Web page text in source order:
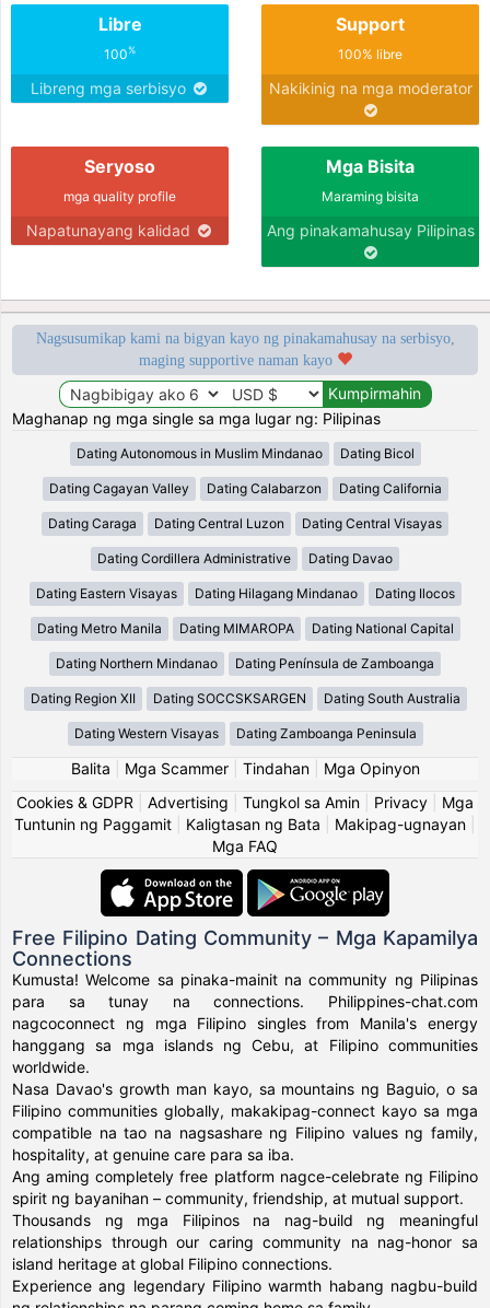
Libre
100%
Libreng mga serbisyo
Support
100% libre
Nakikinig na mga moderator
Seryoso
mga quality profile
Napatunayang kalidad
Mga Bisita
Maraming bisita
Ang pinakamahusay Pilipinas
Nagsusumikap kami na bigyan kayo ng pinakamahusay na serbisyo,
maging supportive naman kayo
Maghanap ng mga single sa mga lugar ng: Pilipinas
Dating Autonomous in Muslim Mindanao Dating Bicol
Dating Cagayan Valley Dating Calabarzon Dating California
Dating Caraga Dating Central Luzon Dating Central Visayas
Dating Cordillera Administrative Dating Davao
Dating Eastern Visayas Dating Hilagang Mindanao Dating Ilocos
Dating Metro Manila Dating MIMAROPA Dating National Capital
Dating Northern Mindanao Dating Península de Zamboanga
Dating Region XII Dating SOCCSKSARGEN Dating South Australia
Dating Western Visayas Dating Zamboanga Peninsula
Balita Mga Scammer| Tindahan| Mga Opinyon
Cookies & GDPR
Advertising Tungkol sa Amin Privacy
Mga
Tuntunin ng Paggamit
Kaligtasan ng Bata Makipag-ugnayan
Mga FAQ
Free Filipino Dating Community – Mga Kapamilya
Connections
Kumusta! Welcome sa pinaka-mainit na community ng Pilipinas
para sa tunay na connections. Philippines-chat.com
nagcoconnect ng mga Filipino singles from Manila's energy
hanggang sa mga islands ng Cebu, at Filipino communities
worldwide.
Nasa Davao's growth man kayo, sa mountains ng Baguio, o sa
Filipino communities globally, makakipag-connect kayo sa mga
compatible na tao na nagsashare ng Filipino values ng family,
hospitality, at genuine care para sa iba.
Ang aming completely free platform nagce-celebrate ng Filipino
spirit ng bayanihan – community, friendship, at mutual support.
Thousands ng mga Filipinos na nag-build ng meaningful
relationships through our caring community na nag-honor sa
island heritage at global Filipino connections.
Experience ang legendary Filipino warmth habang nagbu-build